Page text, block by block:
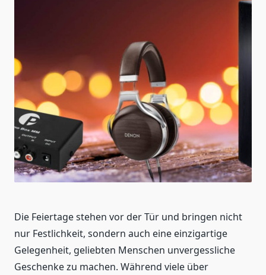
Die Feiertage stehen vor der Tür und bringen nicht
nur Festlichkeit, sondern auch eine einzigartige
Gelegenheit, geliebten Menschen unvergessliche
Geschenke zu machen. Während viele über